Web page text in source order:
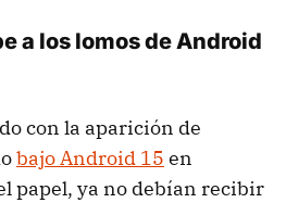
a los lomos de Android
con la aparición de
bajo Android 15 en
papel, ya no debían recibir